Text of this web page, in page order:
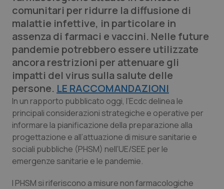
Basilicata
Calabria
Campania
Emilia-Romagna
Friuli Venezia Giulia
Lazio
Liguria
Artrite & artrosi
Asma & BPCO
Car-T
Colesterolo & coronaropatie
Dermatite Atopica
Diabete & glucometri
Disturbi dell’umore
QS Club Newsletter
comunitari per ridurre la diffusione di
malattie infettive, in particolare in
assenza di farmaci e vaccini. Nelle future
pandemie potrebbero essere utilizzate
ancora restrizioni per attenuare gli
impatti del virus sulla salute delle
persone. LE RACCOMANDAZIONI
In un rapporto pubblicato oggi, l’Ecdc delinea le
principali considerazioni strategiche e operative per
informare la pianificazione della preparazione alla
progettazione e all’attuazione di misure sanitarie e
sociali pubbliche (PHSM) nell’UE/SEE per le
emergenze sanitarie e le pandemie.
I PHSM si riferiscono a misure non farmacologiche